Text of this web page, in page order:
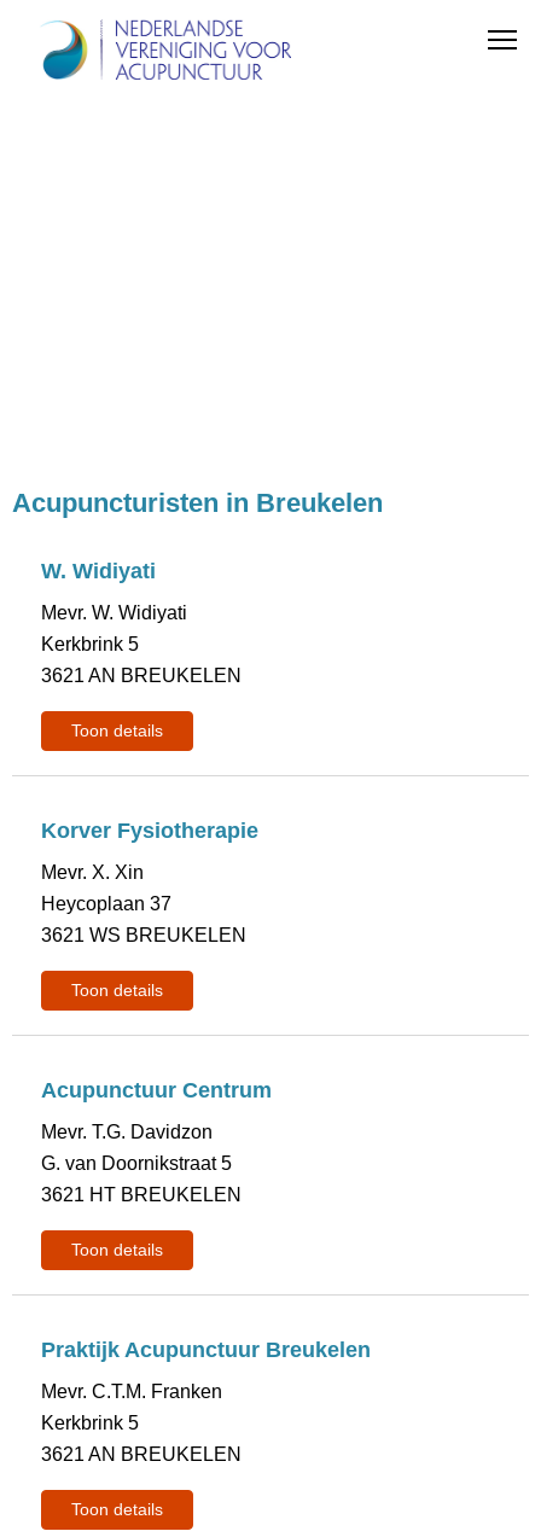
Acupuncturisten in Breukelen
W. Widiyati
Mevr. W. Widiyati
Kerkbrink 5
3621 AN BREUKELEN
Toon details
Korver Fysiotherapie
Mevr. X. Xin
Heycoplaan 37
3621 WS BREUKELEN
Toon details
Acupunctuur Centrum
Mevr. T.G. Davidzon
G. van Doornikstraat 5
3621 HT BREUKELEN
Toon details
Praktijk Acupunctuur Breukelen
Mevr. C.T.M. Franken
Kerkbrink 5
3621 AN BREUKELEN
Toon details